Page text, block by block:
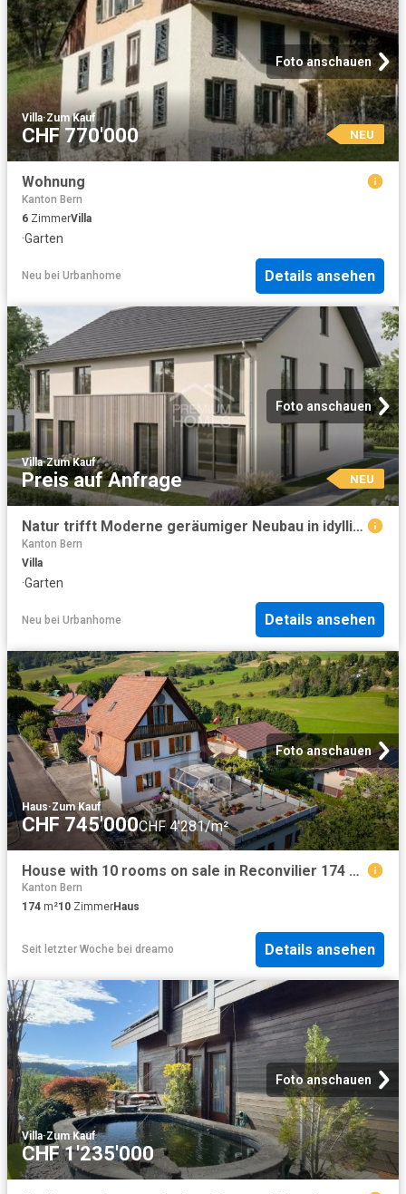
Foto anschauen
Villa·Zum Kauf
CHF 770'000 NEU
Wohnung
Kanton Bern
6 ZimmerVilla
·Garten
Neu bei Urbanhome Details ansehen
Foto anschauen
Villa·Zum Kauf
Preis auf Anfrage NEU
Natur trifft Moderne geräumiger Neubau in idyllischer Lage
Kanton Bern
Villa
·Garten
Neu bei Urbanhome Details ansehen
Foto anschauen
Haus·Zum Kauf
CHF 745'000CHF 4'281/m²
House with 10 rooms on sale in Reconvilier 174 m² | dreamo. Ch
Kanton Bern
174 m²10 ZimmerHaus
Seit letzter Woche bei dreamo Details ansehen
Foto anschauen
Villa·Zum Kauf
CHF 1'235'000